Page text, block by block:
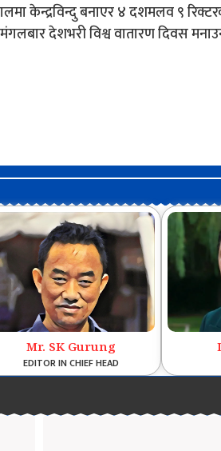
केन्द्रविन्दु बनाएर ४ दशमलव ९
देशभरी विश्व वातारण दिवस
Mr. SK Gurung
EDITOR IN CHIEF HEAD